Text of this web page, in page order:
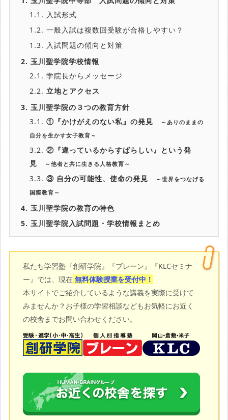
1.1. 入試形式
1.2. 一般入試は複数回受験が合格しやすい？
1.3. 入試問題の傾向と対策
2. 玉川聖学院学校情報
2.1. 学院長からメッセージ
2.2. 立地とアクセス
3. 玉川聖学院の３つの教育方針
3.1. ①『かけがえのない私』の発見
～ありのままの
自分を生かす女子教育～
3.2. ②『違っているからすばらしい』という発
見
～他者と共に生きる人格教育～
3.3. ③ 自分の可能性、使命の発見
～世界をつなげる
国際教育～
4. 玉川聖学院の教育の特色
5. 玉川聖学院入試問題・学校情報まとめ
私たち学習塾『創研学院』『ブレーン』『KLCセミナ
ー』では、現在 無料体験授業を受付中！
本サイトでご紹介しているような講義を実際に受けて
みませんか？お子様の学習相談などもお気軽にお近く
の校舎までお問い合わせください。